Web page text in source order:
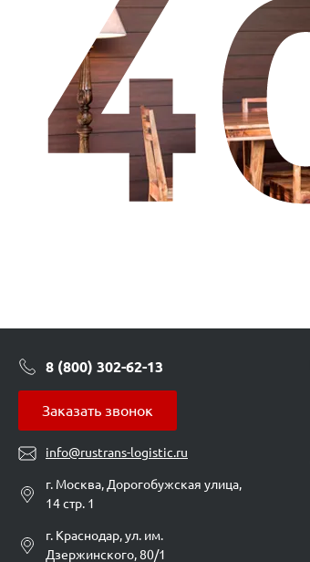
8 (800) 302-62-13
Заказать звонок
info@rustrans-logistic.ru
г. Москва, Дорогобужская улица,
14 стр. 1
г. Краснодар, ул. им.
Дзержинского, 80/1